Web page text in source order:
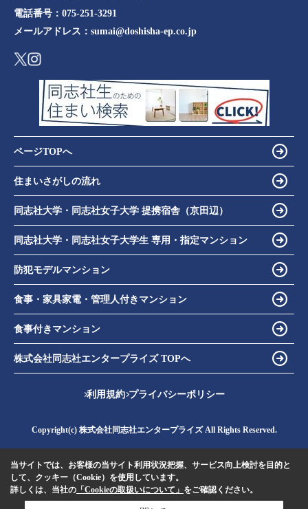
電話番号： 075-251-3291
メールアドレス： sumai@doshisha-ep.co.jp
ページTOPへ
住まいさがしの流れ
同志社大学・同志社女子大学 提携宿舎（京田辺）
同志社大学・同志社女子大学生 専用・指定マンション
防犯モデルマンション
食事・家具家電・管理人付きマンション
食事付きマンション
株式会社同志社エンタープライズ TOPへ
利用規約 プライバシーポリシー
Copyright(c) 株式会社同志社エンタープライズ All Rights Reserved.
当サイトでは、お客様の当サイト利用状況把握、サービス向上検討を目的と
して、クッキー（Cookie）を使用しています。
詳しくは、当社の 「Cookieの取扱いについて」 をご確認ください。